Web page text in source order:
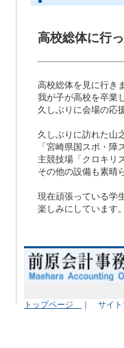
高校総体に行
高校総体を見に行き
我が子が高校を卒業
久しぶりに会場の応
久しぶりに訪れた山
「宮崎県国スポ・障
主競技場「クロキリ
その他の設備も素晴
現在頑張っている学
楽しみにしています。
トップページ ｜ サイ